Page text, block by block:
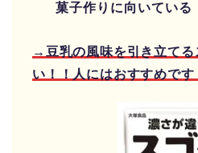
菓子作りに向いている
→豆乳の風味を引き立てる
い！！人にはおすすめです